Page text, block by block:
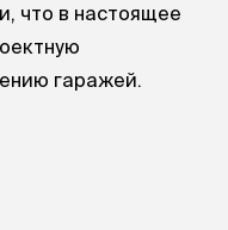
что в настоящее
гаражей.